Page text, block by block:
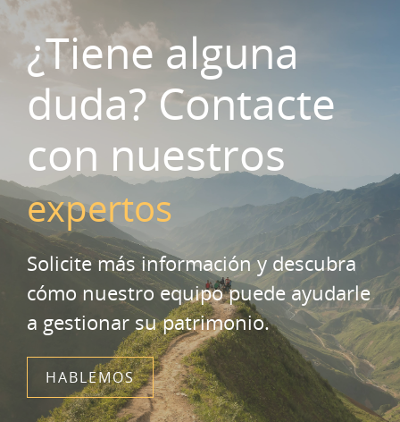
¿Tiene alguna
duda? Contacte
con nuestros
expertos
Solicite más información y descubra
cómo nuestro equipo puede ayudarle
a gestionar su patrimonio.
HABLEMOS